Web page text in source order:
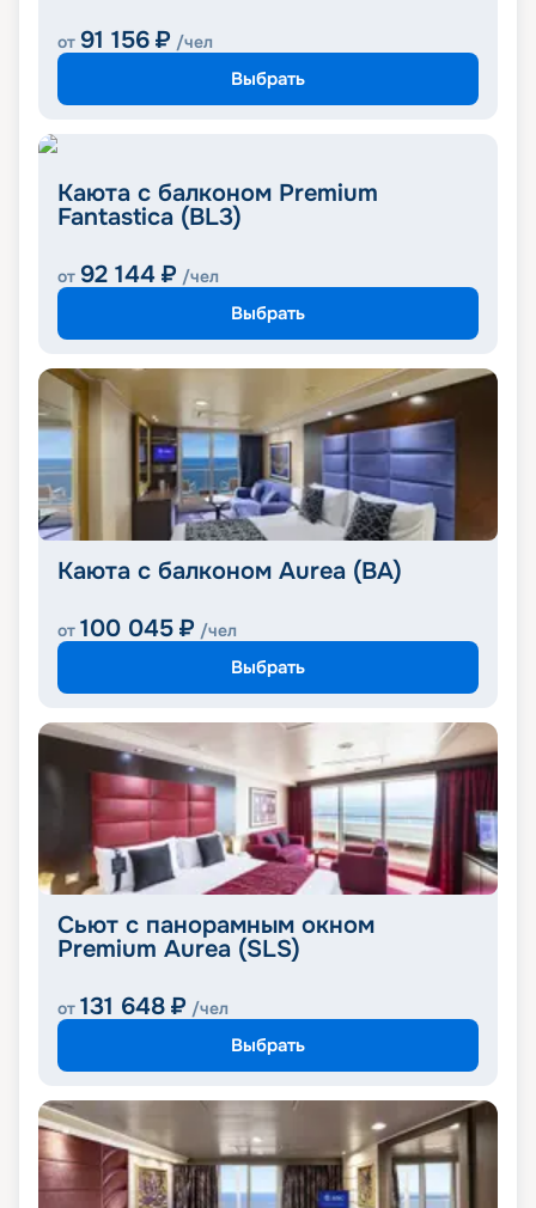
от 91 156 ₽ /чел
Выбрать
Каюта с балконом Premium
Fantastica (BL3)
от 92 144 ₽ /чел
Выбрать
Каюта с балконом Aurea (BA)
от 100 045 ₽ /чел
Выбрать
Сьют с панорамным окном
Premium Aurea (SLS)
от 131 648 ₽ /чел
Выбрать